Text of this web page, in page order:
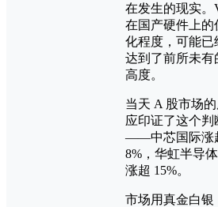
在发生的现实。
在国产硬件上的
化程度，可能已
达到了前所未有
高度。
当天 A 股市场的
应印证了这个判
——中芯国际涨
8%，华虹半导体
涨超 15%。
市场用真金白银